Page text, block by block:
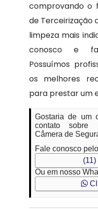
comprovando o
de Terceirização
limpeza mais
conosco e
Possuímos
os melhores
para prestar um
Gostaria de um
contato sobre
Câmera de
Fale conosco
Ou em nosso